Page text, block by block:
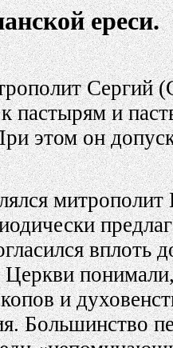
ереси.
Сергий
пастырям и
этом он
вплоть
Церкви
и
Большинство